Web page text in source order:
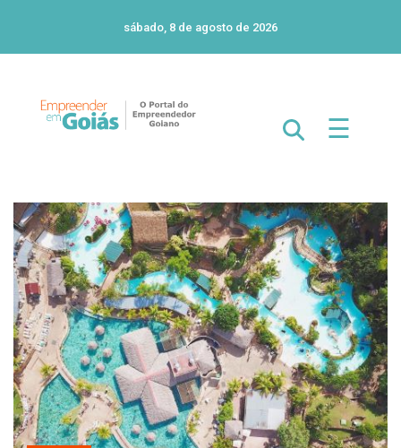
sábado, 8 de agosto de 2026
☰